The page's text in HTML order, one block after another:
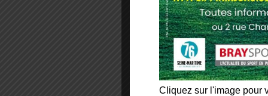
Cliquez sur l'image pour